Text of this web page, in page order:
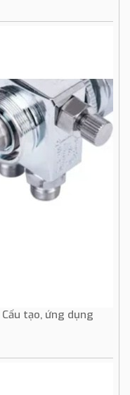
tạo, ứng dụng